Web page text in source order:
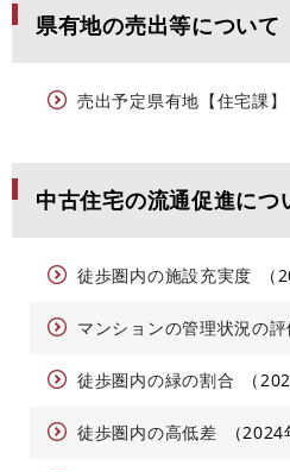
県有地の売出等について
売出予定県有地【住宅課】
中古住宅の流通促進につ
徒歩圏内の施設充実度
マンションの管理状況の評
徒歩圏内の緑の割合
徒歩圏内の高低差 2024